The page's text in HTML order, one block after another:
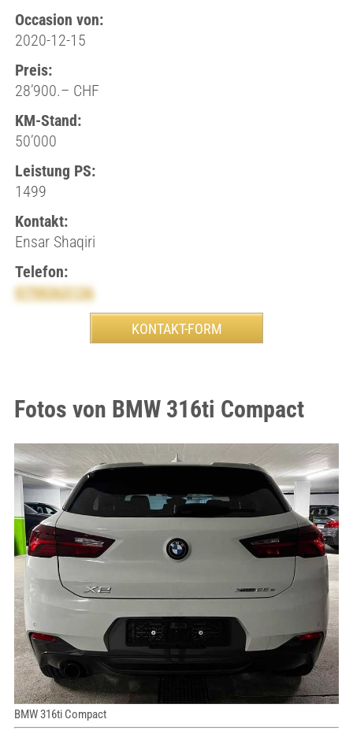
Occasion von:
2020-12-15
Preis:
28’900.– CHF
KM-Stand:
50’000
Leistung PS:
1499
Kontakt:
Ensar Shaqiri
Telefon:
0798363136
Fotos von BMW 316ti Compact
BMW 316ti Compact